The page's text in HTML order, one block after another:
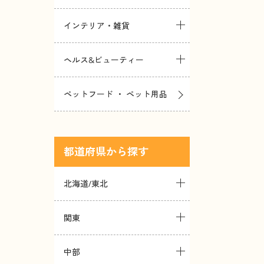
インテリア・雑貨
ヘルス&ビューティー
ペットフード ・ ペット用品
都道府県
北海道/東北
関東
中部